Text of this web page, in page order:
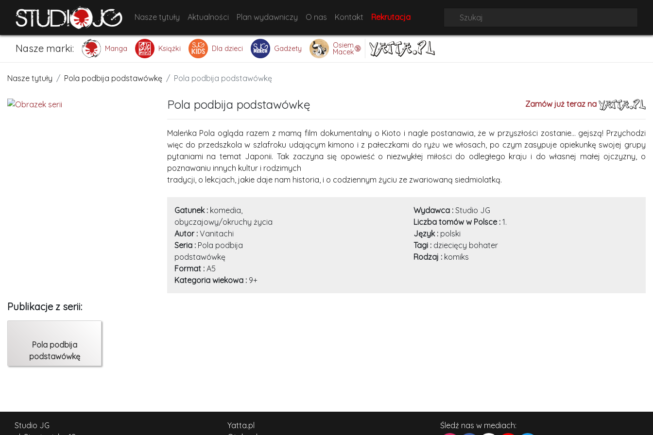
Nasze tytuły Aktualności Plan wydawniczy O nas Kontakt Rekrutacja
Nasze marki: Manga Książki Dla dzieci Gadżety Osiem
Macek🔞
Nasze tytuły Pola podbija podstawówkę Pola podbija podstawówkę
Pola podbija podstawówkę Zamów już teraz na
Maleńka Pola ogląda razem z mamą film dokumentalny o Kioto i nagle postanawia, że w przyszłości zostanie… gejszą! Przychodzi
więc do przedszkola w szlafroku udającym kimono i z pałeczkami do ryżu we włosach, po czym zasypuje opiekunkę swojej grupy
pytaniami na temat Japonii. Tak zaczyna się opowieść o niezwykłej miłości do odległego kraju i do własnej małej ojczyzny, o
poznawaniu innych kultur i rodzimych
tradycji, o lekcjach, jakie daje nam historia, i o codziennym życiu ze zwariowaną siedmiolatką.
Gatunek : komedia,
obyczajowy/okruchy życia
Autor : Vanitachi
Seria : Pola podbija
podstawówkę
Format : A5
Kategoria wiekowa : 9+
Wydawca :Studio JG
Liczba tomów w Polsce :1.
Język : polski
Tagi : dziecięcy bohater
Rodzaj : komiks
Publikacje z serii:
Pola podbija
podstawówkę
Studio JG
Yatta.pl
Śledź nas w mediach: